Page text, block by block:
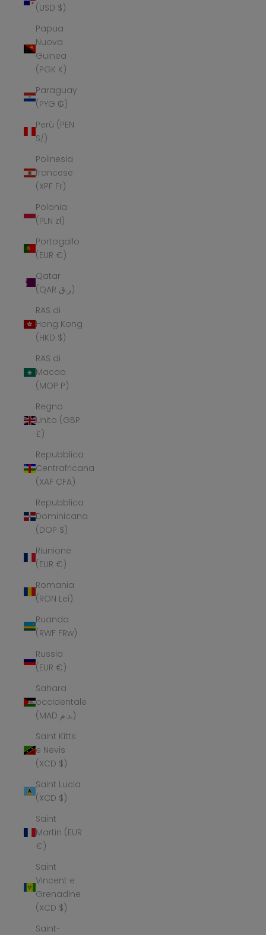
(USD $)
Papua
Nuova
Guinea
(PGK K)
Paraguay
(PYG ₲)
Perù (PEN
S/)
Polinesia
francese
(XPF Fr)
Polonia
(PLN zł)
Portogallo
(EUR €)
Qatar
(QAR ر.ق)
RAS di
Hong Kong
(HKD $)
RAS di
Macao
(MOP P)
Regno
Unito (GBP
£)
Repubblica
Centrafricana
(XAF CFA)
Repubblica
Dominicana
(DOP $)
Riunione
(EUR €)
Romania
(RON Lei)
Ruanda
(RWF FRw)
Russia
(EUR €)
Sahara
occidentale
(MAD د.م.)
Saint Kitts
e Nevis
(XCD $)
Saint Lucia
(XCD $)
Saint
Martin (EUR
€)
Saint
Vincent e
Grenadine
(XCD $)
Saint-